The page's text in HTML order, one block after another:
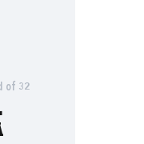
of 32